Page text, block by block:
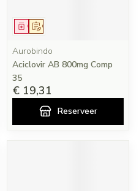
Op voorschrift
Geneesmiddel
Aurobindo
Aciclovir AB 800mg Comp
35
€ 19,31
Reserveer